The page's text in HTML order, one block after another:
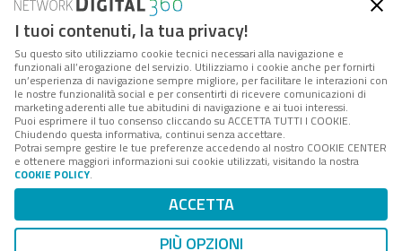
Forumpa.itè una pubblicazione telematica iscritta
presso Registro della stampa del Tribunale di Roma -
Reg. n. 182 del 2 maggio 2008 - Direttore resp. Michela
Stentella
FPA s.r.l. è società soggetta a Direzione e
Coordinamento da parte di Digital360 S.p.A. - FPA s.r.l.
è un'azienda certificata per il sistema di management
Codice Fiscale/Partita IVA n. 10693191008 - R.E.A. Roma
n. 1249791. ISP AWS
Mappa del sito
I tuoi contenuti, la tua privacy!
Su questo sito utilizziamo cookie tecnici necessari alla navigazione e
funzionali all’erogazione del servizio. Utilizziamo i cookie anche per fornirti
un’esperienza di navigazione sempre migliore, per facilitare le interazioni con
le nostre funzionalità social e per consentirti di ricevere comunicazioni di
marketing aderenti alle tue abitudini di navigazione e ai tuoi interessi.
Puoi esprimere il tuo consenso cliccando su ACCETTA TUTTI I COOKIE.
Chiudendo questa informativa, continui senza accettare.
Potrai sempre gestire le tue preferenze accedendo al nostro COOKIE CENTER
e ottenere maggiori informazioni sui cookie utilizzati, visitando la nostra
COOKIE POLICY.
ACCETTA
PIÙ OPZIONI